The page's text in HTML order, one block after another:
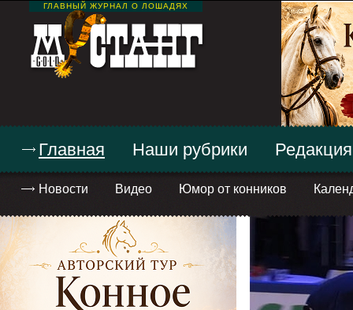
ГЛАВНЫЙ ЖУРНАЛ О ЛОШАДЯХ
Главная
Новости Видео Юмор от конников
Наши рубрики Редакция